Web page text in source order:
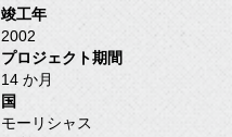
竣工年
2002
プロジェクト期間
14 か月
国
モーリシャス